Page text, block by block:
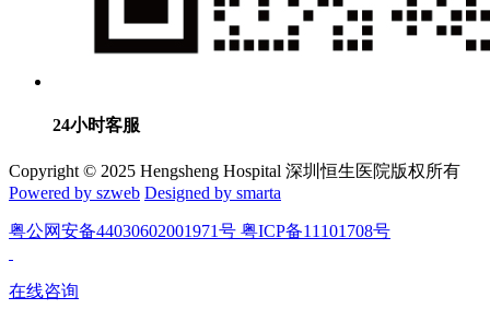
24小时客服
Copyright © 2025 Hengsheng Hospital 深圳恒生医院版权所有
Powered by szweb Designed by smarta
粤公网安备44030602001971号 粤ICP备11101708号
在线咨询